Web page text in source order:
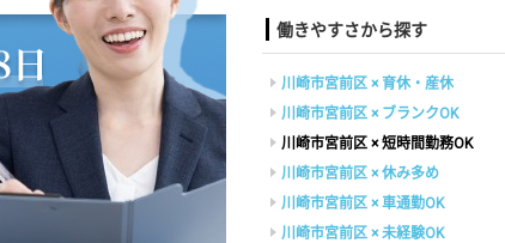
働きやすさから探す
川崎市宮前区 × 育休・産休
川崎市宮前区 × ブランクOK
川崎市宮前区 × 短時間勤務OK
川崎市宮前区 × 休み多め
川崎市宮前区 × 車通勤OK
川崎市宮前区 × 未経験OK